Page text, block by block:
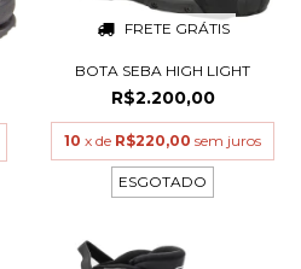
FRETE GRÁTIS
BOTA SEBA HIGH LIGHT
R$2.200,00
10 x de R$220,00 sem juros
ESGOTADO